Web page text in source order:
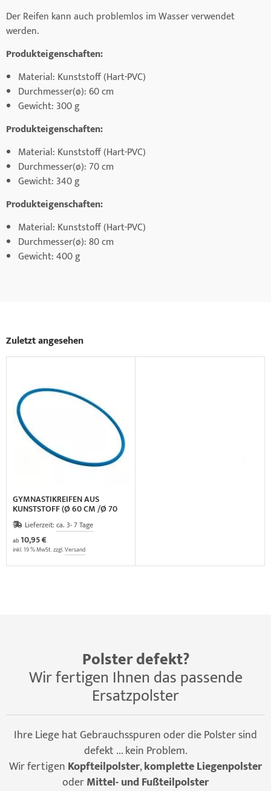
Der Reifen kann auch problemlos im Wasser verwendet
werden.
Produkteigenschaften:
Material: Kunststoff (Hart-PVC)
Durchmesser(ø): 60 cm
Gewicht: 300 g
Produkteigenschaften:
Material: Kunststoff (Hart-PVC)
Durchmesser(ø): 70 cm
Gewicht: 340 g
Produkteigenschaften:
Material: Kunststoff (Hart-PVC)
Durchmesser(ø): 80 cm
Gewicht: 400 g
Zuletzt angesehen
GYMNASTIKREIFEN AUS
KUNSTSTOFF (Ø 60 CM /Ø 70
CM /Ø 80 CM)
Lieferzeit: ca. 3- 7 Tage
ab10,95 €
inkl. 19 % MwSt. zzgl.Versand
Polster defekt?
Wir fertigen Ihnen das passende
Ersatzpolster
Ihre Liege hat Gebrauchsspuren oder die Polster sind
defekt ... kein Problem.
Wir fertigen Kopfteilpolster,komplette Liegenpolster
oderMittel- und Fußteilpolster